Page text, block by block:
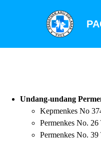
Undang-undang
Kepmenkes No
Permenkes No. 26
Permenkes No.